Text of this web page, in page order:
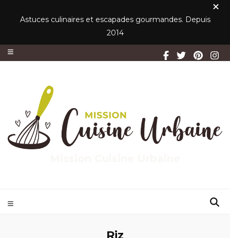
Astuces culinaires et escapades gourmandes. Depuis
2014
Riz